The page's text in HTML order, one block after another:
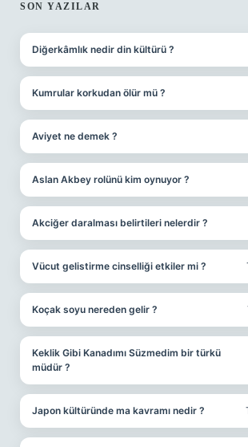
SIDEBAR
SON YAZILAR
Diğerkâmlık nedir din kültürü ?
Kumrular korkudan ölür mü ?
Aviyet ne demek ?
Aslan Akbey rolünü kim oynuyor ?
Akciğer daralması belirtileri nelerdir ?
Vücut gelistirme cinselliği etkiler mi ?
Koçak soyu nereden gelir ?
Keklik Gibi Kanadımı Süzmedim bir türkü
müdür ?
Japon kültüründe ma kavramı nedir ?